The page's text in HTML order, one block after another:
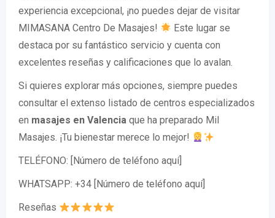
experiencia excepcional, ¡no puedes dejar de visitar
MIMASANA Centro De Masajes!
Este lugar se
destaca por su fantástico servicio y cuenta con
excelentes reseñas y calificaciones que lo avalan.
Si quieres explorar más opciones, siempre puedes
consultar el extenso listado de centros especializados
en masajes en Valencia que ha preparado Mil
Masajes. ¡Tu bienestar merece lo mejor!
TELÉFONO: [Número de teléfono aquí]
WHATSAPP: +34 [Número de teléfono aquí]
Reseñas